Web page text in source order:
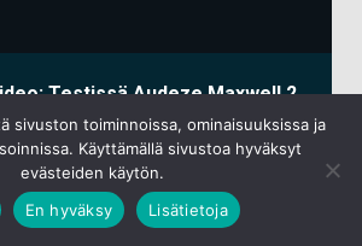
Testissä Audeze Maxwell 2
io-techin
Computex
sivuston toiminnoissa, ominaisuuksissa ja
Käyttämällä sivustoa hyväksyt
evästeiden käytön.
En hyväksy Lisätietoja